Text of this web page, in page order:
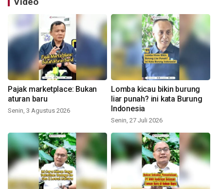
Pajak marketplace: Bukan
aturan baru
Senin, 3 Agustus 2026
Lomba kicau bikin burung
liar punah? ini kata Burung
Indonesia
Senin, 27 Juli 2026